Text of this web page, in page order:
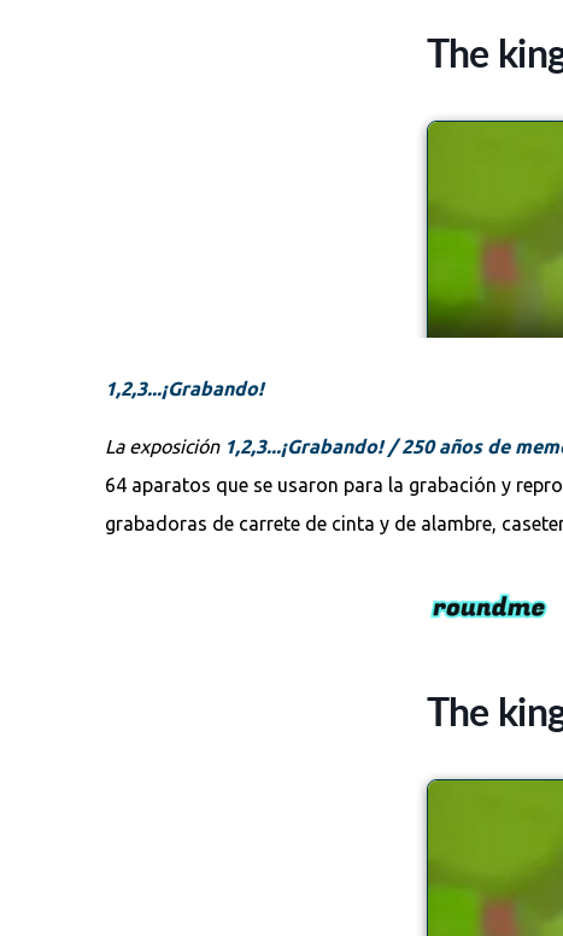
1,2,3...¡Grabando!
La exposición1,2,3...¡Grabando! / 250 años de
64 aparatos que se usaron para la grabación y
grabadoras de carrete de cinta y de alambre,